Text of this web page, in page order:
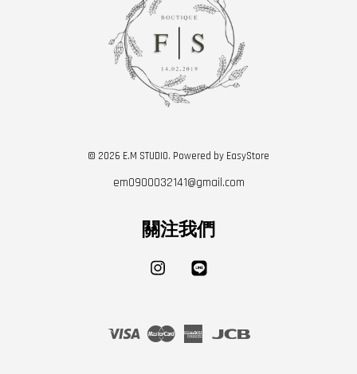
© 2026 E.M STUDIO. Powered by EasyStore
em0900032141@gmail.com
關注我們
Instagram
Visa Master
American